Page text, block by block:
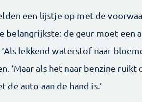
een lijstje op met de
belangrijkste: de geur moet een
lekkend waterstof naar
‘Maar als het naar benzine ruikt
de auto aan de hand is.’